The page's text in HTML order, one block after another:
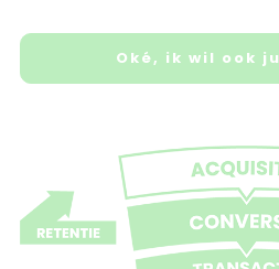
Oké, ik wil ook